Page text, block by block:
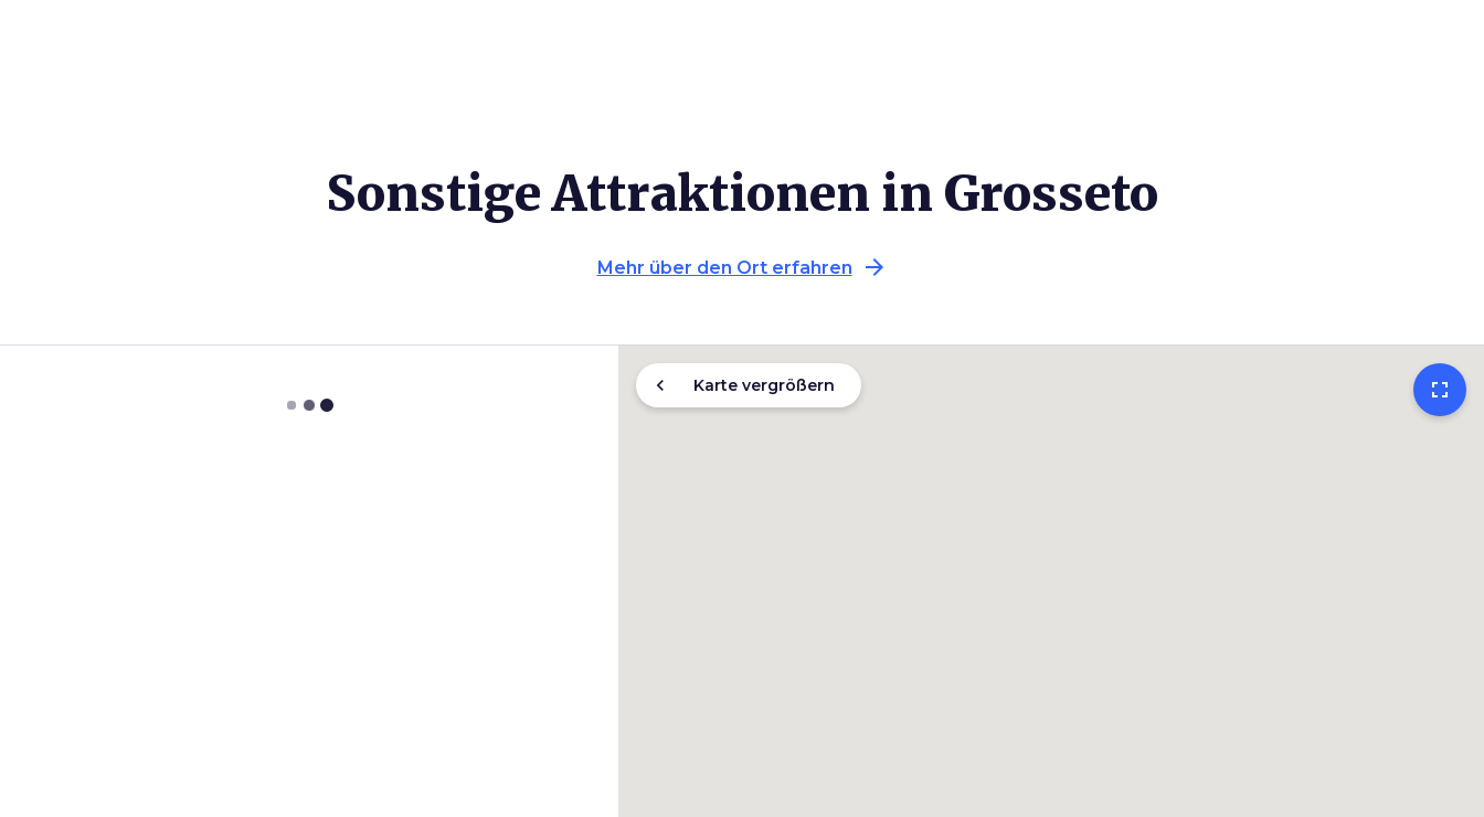
Sonstige Attraktionen in Grosseto
Mehr über den Ort erfahren arrow_forward
fullscreen
chevron_left Karte vergrößern